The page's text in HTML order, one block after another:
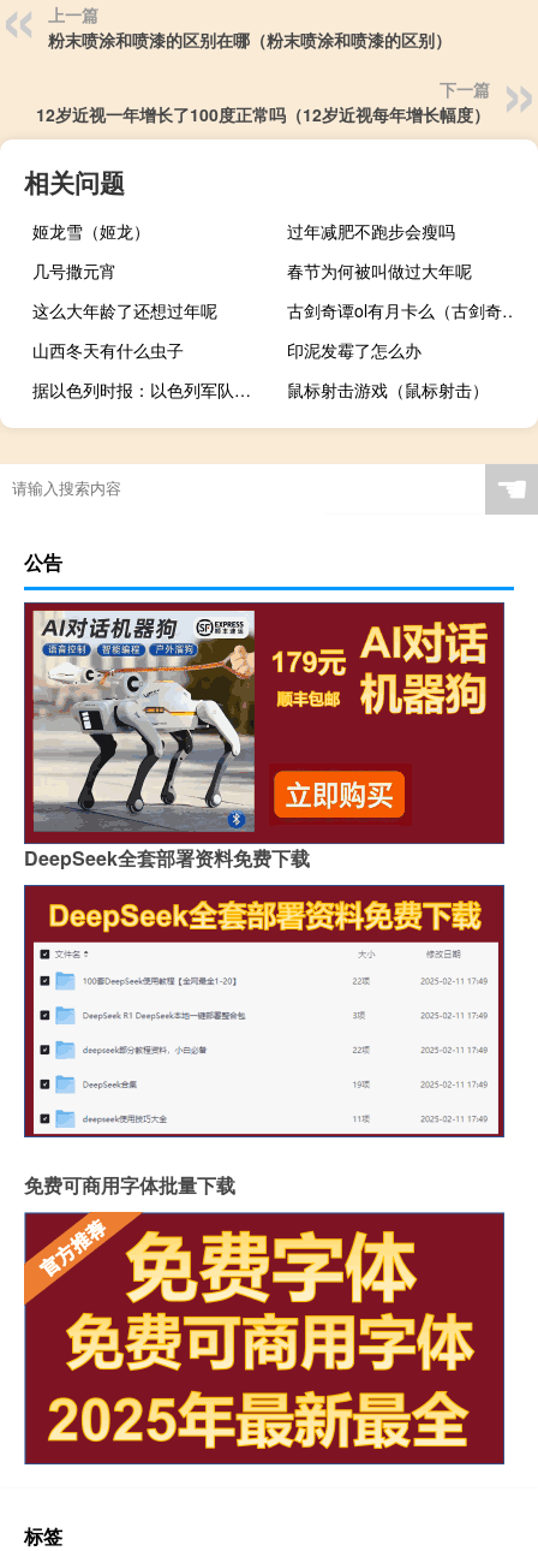
上一篇
粉末喷涂和喷漆的区别在哪（粉末喷涂和喷漆的区别）
下一篇
12岁近视一年增长了100度正常吗（12岁近视每年增长幅度）
相关问题
姬龙雪（姬龙）
过年减肥不跑步会瘦吗
几号撒元宵
春节为何被叫做过大年呢
这么大年龄了还想过年呢
古剑奇谭ol有月卡么（古剑奇谭ol游戏官网）
山西冬天有什么虫子
印泥发霉了怎么办
据以色列时报：以色列军队和巴勒斯坦武装分子在靠近加沙地带边界的南部城镇马根发生了激烈的枪战
鼠标射击游戏（鼠标射击）
☚
公告
DeepSeek全套部署资料免费下载
免费可商用字体批量下载
标签